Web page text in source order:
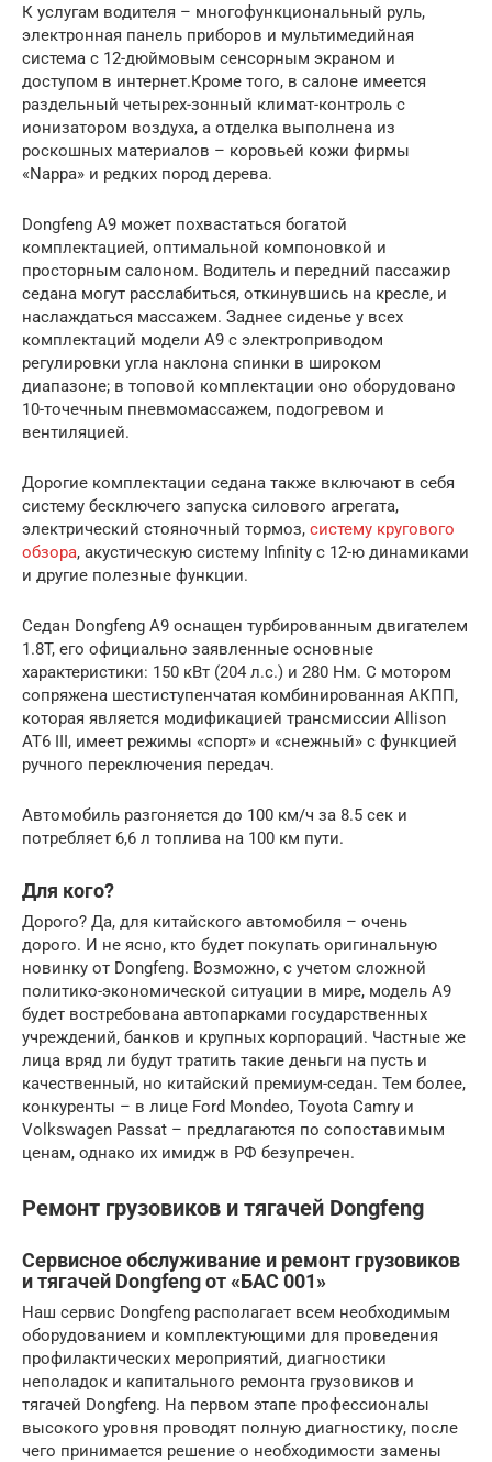
К услугам водителя – многофункциональный руль,
электронная панель приборов и мультимедийная
система с 12-дюймовым сенсорным экраном и
доступом в интернет.Кроме того, в салоне имеется
раздельный четырех-зонный климат-контроль с
ионизатором воздуха, а отделка выполнена из
роскошных материалов – коровьей кожи фирмы
«Nappa» и редких пород дерева.
Dongfeng A9 может похвастаться богатой
комплектацией, оптимальной компоновкой и
просторным салоном. Водитель и передний пассажир
седана могут расслабиться, откинувшись на кресле, и
наслаждаться массажем. Заднее сиденье у всех
комплектаций модели А9 с электроприводом
регулировки угла наклона спинки в широком
диапазоне; в топовой комплектации оно оборудовано
10-точечным пневмомассажем, подогревом и
вентиляцией.
Дорогие комплектации седана также включают в себя
систему бесключего запуска силового агрегата,
электрический стояночный тормоз, систему кругового
обзора, акустическую систему Infinity с 12-ю динамиками
и другие полезные функции.
Седан Dongfeng A9 оснащен турбированным двигателем
1.8T, его официально заявленные основные
характеристики: 150 кВт (204 л.с.) и 280 Нм. С мотором
сопряжена шестиступенчатая комбинированная АКПП,
которая является модификацией трансмиссии Аllison
АТ6 III, имеет режимы «спорт» и «снежный» с функцией
ручного переключения передач.
Автомобиль разгоняется до 100 км/ч за 8.5 сек и
потребляет 6,6 л топлива на 100 км пути.
Для кого?
Дорого? Да, для китайского автомобиля – очень
дорого. И не ясно, кто будет покупать оригинальную
новинку от Dongfeng. Возможно, с учетом сложной
политико-экономической ситуации в мире, модель A9
будет востребована автопарками государственных
учреждений, банков и крупных корпораций. Частные же
лица вряд ли будут тратить такие деньги на пусть и
качественный, но китайский премиум-седан. Тем более,
конкуренты – в лице Ford Mondeo, Toyota Camry и
Volkswagen Passat – предлагаются по сопоставимым
ценам, однако их имидж в РФ безупречен.
Ремонт грузовиков и тягачей Dongfeng
Сервисное обслуживание и ремонт грузовиков
и тягачей Dongfeng от «БАС 001»
Наш сервис Dongfeng располагает всем необходимым
оборудованием и комплектующими для проведения
профилактических мероприятий, диагностики
неполадок и капитального ремонта грузовиков и
тягачей Dongfeng. На первом этапе профессионалы
высокого уровня проводят полную диагностику, после
чего принимается решение о необходимости замены